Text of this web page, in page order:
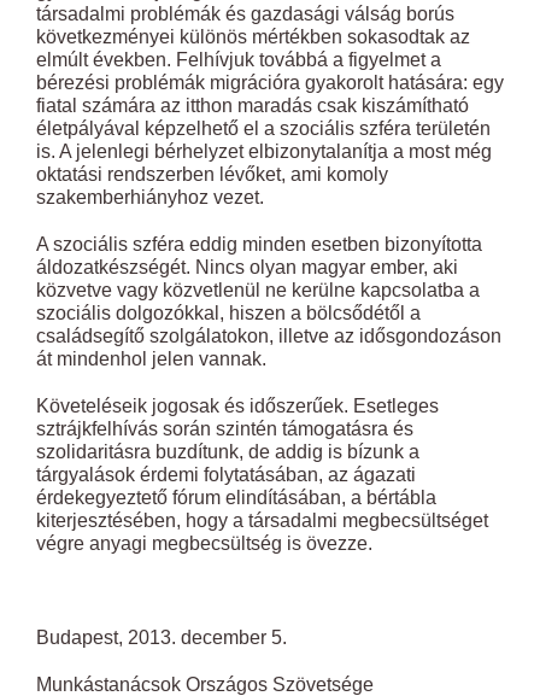
társadalmi problémák és gazdasági válság borús
következményei különös mértékben sokasodtak az
elmúlt években. Felhívjuk továbbá a figyelmet a
bérezési problémák migrációra gyakorolt hatására: egy
fiatal számára az itthon maradás csak kiszámítható
életpályával képzelhető el a szociális szféra területén
is. A jelenlegi bérhelyzet elbizonytalanítja a most még
oktatási rendszerben lévőket, ami komoly
szakemberhiányhoz vezet.
A szociális szféra eddig minden esetben bizonyította
áldozatkészségét. Nincs olyan magyar ember, aki
közvetve vagy közvetlenül ne kerülne kapcsolatba a
szociális dolgozókkal, hiszen a bölcsődétől a
családsegítő szolgálatokon, illetve az idősgondozáson
át mindenhol jelen vannak.
Követeléseik jogosak és időszerűek. Esetleges
sztrájkfelhívás során szintén támogatásra és
szolidaritásra buzdítunk, de addig is bízunk a
tárgyalások érdemi folytatásában, az ágazati
érdekegyeztető fórum elindításában, a bértábla
kiterjesztésében, hogy a társadalmi megbecsültséget
végre anyagi megbecsültség is övezze.
Budapest, 2013. december 5.
Munkástanácsok Országos Szövetsége